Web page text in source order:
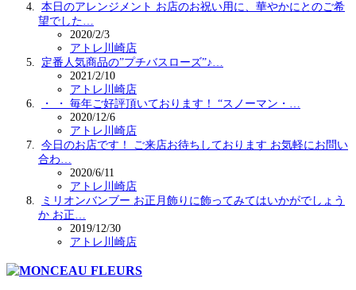
本日のアレンジメント お店のお祝い用に、華やかにとのご希
望でした…
2020/2/3
アトレ川崎店
定番人気商品の”プチバスローズ”♪…
2021/2/10
アトレ川崎店
・ ・ 毎年ご好評頂いております！ “スノーマン・…
2020/12/6
アトレ川崎店
今日のお店です！ ご来店お待ちしております️ お気軽にお問い
合わ…
2020/6/11
アトレ川崎店
ミリオンバンブー お正月飾りに飾ってみてはいかがでしょう
か お正…
2019/12/30
アトレ川崎店